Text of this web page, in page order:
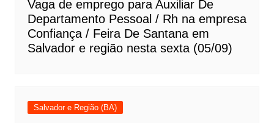
Vaga de emprego para Auxiliar De
Departamento Pessoal / Rh na empresa
Confiança / Feira De Santana em
Salvador e região nesta sexta (05/09)
Salvador e Região (BA)